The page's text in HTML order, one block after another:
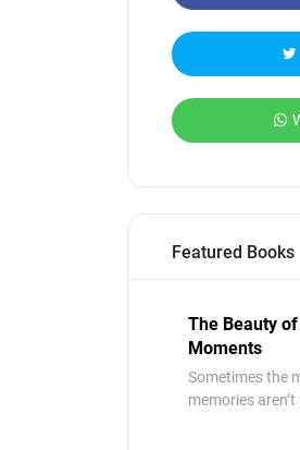
Featured Books
The Beauty
Moments
Sometimes the
memories